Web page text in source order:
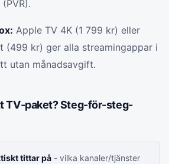
Apple TV 4K (1 799 kr) eller
(499 kr) ger alla streamingappar i
utan månadsavgift.
TV-paket? Steg-för-steg-
tittar på - vilka kanaler/tjänster